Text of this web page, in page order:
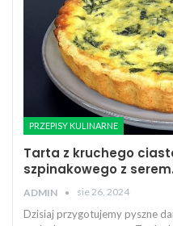
PRZEPISY KULINARNE
Tarta z kruchego
szpinakowego z
ADMIN sie 26, 2024
Dzisiaj przygotujemy pyszne